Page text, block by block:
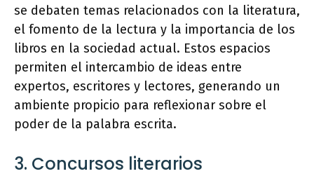
se debaten temas relacionados con la literatura,
el fomento de la lectura y la importancia de los
libros en la sociedad actual. Estos espacios
permiten el intercambio de ideas entre
expertos, escritores y lectores, generando un
ambiente propicio para reflexionar sobre el
poder de la palabra escrita.
3. Concursos literarios